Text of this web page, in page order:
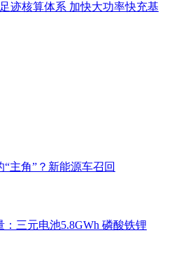
迹核算体系 加快大功率快充基
主角”？新能源车召回
三元电池5.8GWh 磷酸铁锂